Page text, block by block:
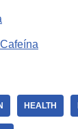
HEALTH